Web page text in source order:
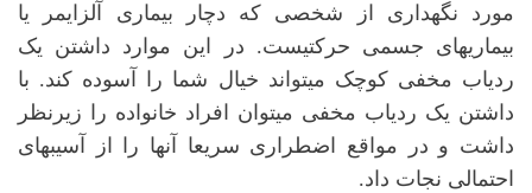
مورد نگهداری از شخصی که دچار بیماری آلزایمر یا
بیماریهای جسمی حرکتیست. در این موارد داشتن یک
ردیاب مخفی کوچک میتواند خیال شما را آسوده کند. با
داشتن یک ردیاب مخفی میتوان افراد خانواده را زیرنظر
داشت و در مواقع اضطراری سریعا آنها را از آسیبهای
احتمالی نجات داد.